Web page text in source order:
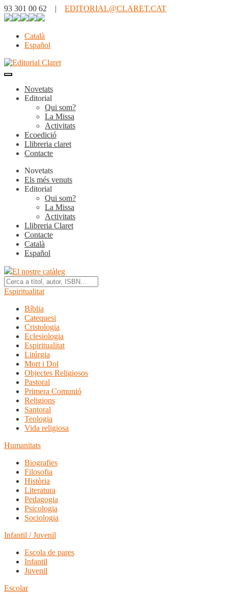
93 301 00 62 | EDITORIAL@CLARET.CAT
Català
Español
Novetats
Editorial
Qui som?
La Missa
Activitats
Ecoedició
Llibreria claret
Contacte
Novetats
Els més venuts
Editorial
Qui som?
La Missa
Activitats
Llibreria Claret
Contacte
Català
Español
El nostre catàleg
Espiritualitat
Bíblia
Catequesi
Cristologia
Eclesiologia
Espiritualitat
Litúrgia
Mort i Dol
Objectes Religiosos
Pastoral
Primera Comunió
Religions
Santoral
Teologia
Vida religiosa
Humanitats
Biografies
Filosofia
Història
Literatura
Pedagogia
Psicologia
Sociologia
Infantil / Juvenil
Escola de pares
Infantil
Juvenil
Escolar